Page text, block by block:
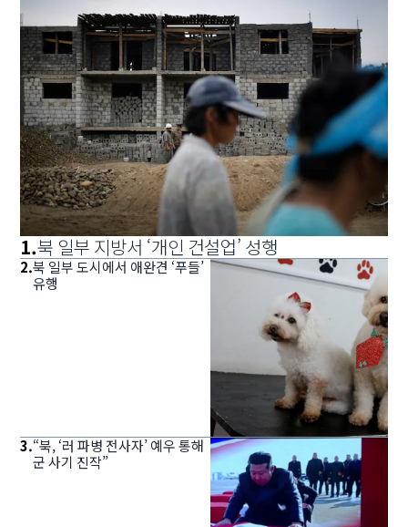
1.북 일부 지방서 ‘개인 건설업’ 성행
2.북 일부 도시에서 애완견 ‘푸들’
유행
3.“북, ‘러 파병 전사자’ 예우 통해
군 사기 진작”